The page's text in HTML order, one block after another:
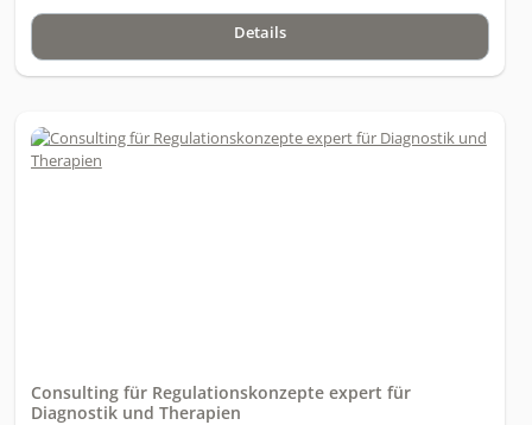
Details
Consulting für Regulationskonzepte expert für
Diagnostik und Therapien